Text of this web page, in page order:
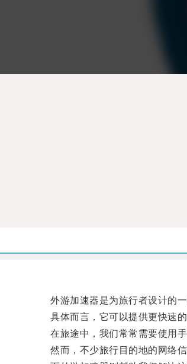
外游加速器是为旅行者设计的一
具体而言，它可以提供更快速的
在旅途中，我们常常需要使用手
然而，不少旅行目的地的网络信